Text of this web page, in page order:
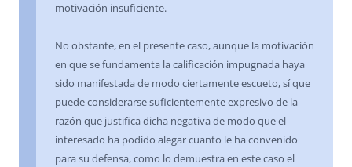
motivación insuficiente.
No obstante, en el presente caso, aunque la motivación
en que se fundamenta la calificación impugnada haya
sido manifestada de modo ciertamente escueto, sí que
puede considerarse suficientemente expresivo de la
razón que justifica dicha negativa de modo que el
interesado ha podido alegar cuanto le ha convenido
para su defensa, como lo demuestra en este caso el